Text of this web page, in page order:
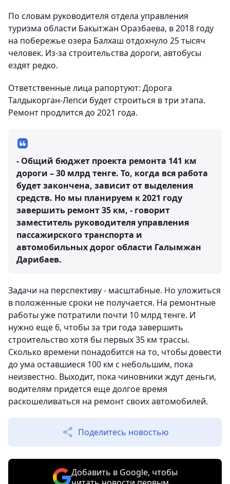
По словам руководителя отдела управления
туризма области Бакытжан Оразбаева, в 2018 году
на побережье озера Балхаш отдохнуло 25 тысяч
человек. Из-за строительства дороги, автобусы
ездят редко.
Ответственные лица рапортуют: Дорога
Талдыкорган-Лепси будет строиться в три этапа.
Ремонт продлится до 2021 года.
- Общий бюджет проекта ремонта 141 км
дороги – 30 млрд тенге. То, когда вся работа
будет закончена, зависит от выделения
средств. Но мы планируем к 2021 году
завершить ремонт 35 км, - говорит
заместитель руководителя управления
пассажирского транспорта и
автомобильных дорог области Галымжан
Дарибаев.
Задачи на перспективу - масштабные. Но уложиться
в положенные сроки не получается. На ремонтные
работы уже потратили почти 10 млрд тенге. И
нужно еще 6, чтобы за три года завершить
строительство хотя бы первых 35 км трассы.
Сколько времени понадобится на то, чтобы довести
до ума оставшиеся 100 км с небольшим, пока
неизвестно. Выходит, пока чиновники ждут деньги,
водителям придется еще долгое время
раскошеливаться на ремонт своих автомобилей.
Поделитесь новостью
Добавить в Google, чтобы